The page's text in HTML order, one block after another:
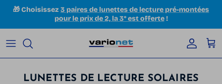
Aller au contenu
🎁 Choisissez 3 paires de lunettes de lecture pré-montées
pour le prix de 2, la 3° est offerte!
Compte
LUNETTES DE LECTURE SOLAIRES